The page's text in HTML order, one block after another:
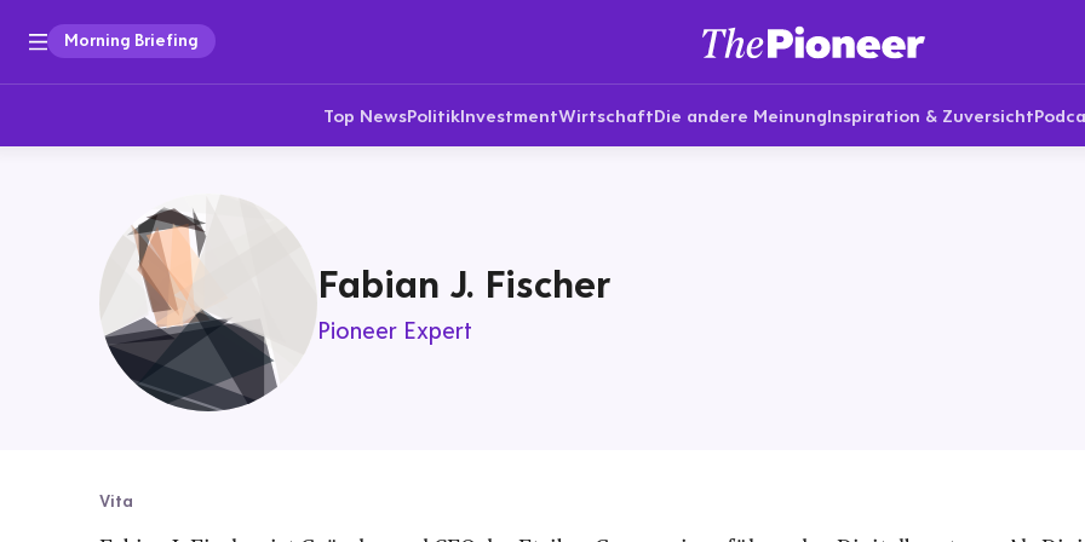
Morning Briefing
Top NewsPolitikInvestmentWirtschaftDie andere MeinungInspiration & Zuversicht
Fabian J. Fischer
Pioneer Expert
Vita